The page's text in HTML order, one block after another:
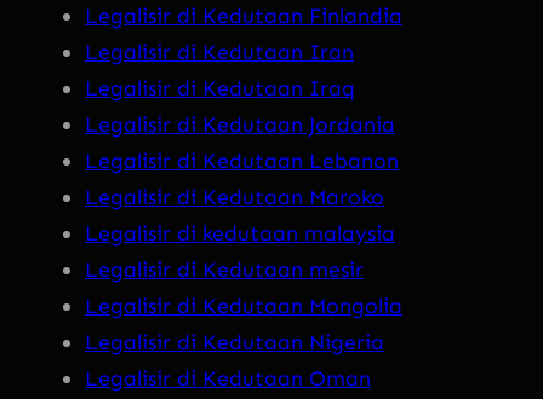
Legalisir di Kedutaan Finlandia
Legalisir di Kedutaan Iran
Legalisir di Kedutaan Iraq
Legalisir di Kedutaan Jordania
Legalisir di Kedutaan Lebanon
Legalisir di Kedutaan Maroko
Legalisir di kedutaan malaysia
Legalisir di Kedutaan mesir
Legalisir di Kedutaan Mongolia
Legalisir di Kedutaan Nigeria
Legalisir di Kedutaan Oman